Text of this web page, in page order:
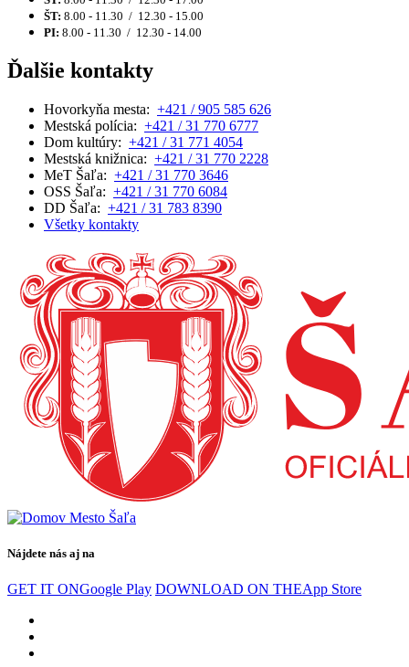
ŠT: 8.00 - 11.30 / 12.30 - 15.00
PI: 8.00 - 11.30 / 12.30 - 14.00
Ďalšie kontakty
Hovorkyňa mesta: +421 / 905 585 626
Mestská polícia: +421 / 31 770 6777
Dom kultúry: +421 / 31 771 4054
Mestská knižnica: +421 / 31 770 2228
MeT Šaľa: +421 / 31 770 3646
OSS Šaľa: +421 / 31 770 6084
DD Šaľa: +421 / 31 783 8390
Všetky kontakty
Nájdete nás aj na
GET IT ONGoogle Play DOWNLOAD ON THEApp Store